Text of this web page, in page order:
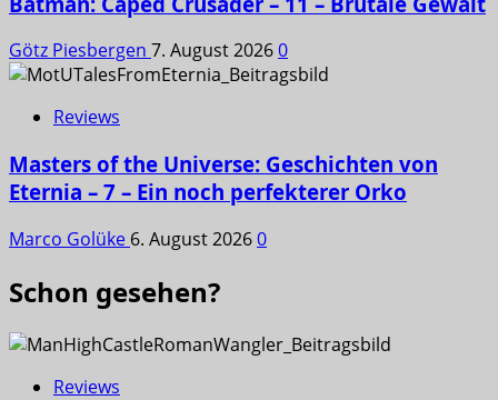
Götz Piesbergen 7. August 20260
Reviews
Masters of the Universe: Geschichten von
Eternia – 7 – Ein noch perfekterer Orko
Marco Golüke 6. August 20260
Schon gesehen?
Reviews